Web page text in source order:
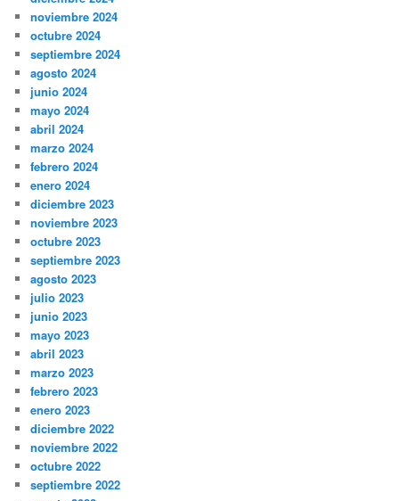
noviembre 2024
octubre 2024
septiembre 2024
agosto 2024
junio 2024
mayo 2024
abril 2024
marzo 2024
febrero 2024
enero 2024
diciembre 2023
noviembre 2023
octubre 2023
septiembre 2023
agosto 2023
julio 2023
junio 2023
mayo 2023
abril 2023
marzo 2023
febrero 2023
enero 2023
diciembre 2022
noviembre 2022
octubre 2022
septiembre 2022